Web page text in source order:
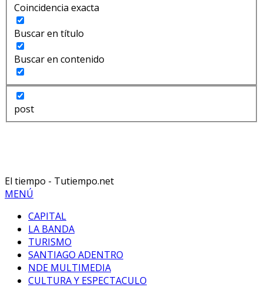
Coincidencia exacta
Buscar en título
Buscar en contenido
post
El tiempo - Tutiempo.net
MENÚ
CAPITAL
LA BANDA
TURISMO
SANTIAGO ADENTRO
NDE MULTIMEDIA
CULTURA Y ESPECTACULO